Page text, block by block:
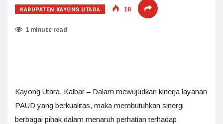
KABUPATEN KAYONG UTARA 18
1 minute read
Kayong Utara, Kalbar – Dalam mewujudkan kinerja layanan
PAUD yang berkualitas, maka membutuhkan sinergi
berbagai pihak dalam menaruh perhatian terhadap